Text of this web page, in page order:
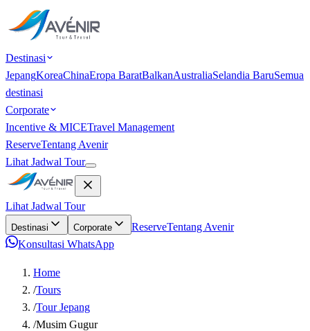
Destinasi
JepangKoreaChinaEropa BaratBalkanAustraliaSelandia BaruSemua
destinasi
Corporate
Incentive & MICETravel Management
ReserveTentang Avenir
Lihat Jadwal Tour
Lihat Jadwal Tour
Destinasi Corporate ReserveTentang Avenir
Konsultasi WhatsApp
Home
/Tours
/Tour Jepang
/Musim Gugur